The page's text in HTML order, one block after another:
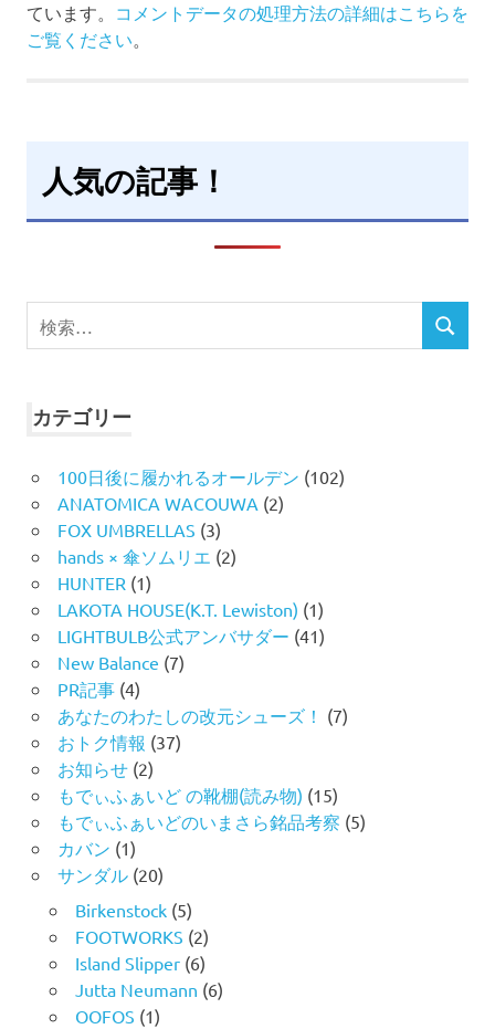
ています。 コメントデータの処理方法の詳細はこちらを
ご覧ください。
人気の記事！
検
索
検
カテゴリー
100日後に履かれるオールデン (102)
ANATOMICA WACOUWA (2)
FOX UMBRELLAS (3)
hands × 傘ソムリエ (2)
HUNTER (1)
LAKOTA HOUSE(K.T. Lewiston) (1)
LIGHTBULB公式アンバサダー (41)
New Balance (7)
PR記事(4)
あなたのわたしの改元シューズ！ (7)
おトク情報 (37)
お知らせ(2)
もでぃふぁいど の靴棚(読み物) (15)
もでぃふぁいどのいまさら銘品考察 (5)
カバン (1)
サンダル(20)
Birkenstock(5)
FOOTWORKS (2)
Island Slipper(6)
Jutta Neumann (6)
OOFOS (1)